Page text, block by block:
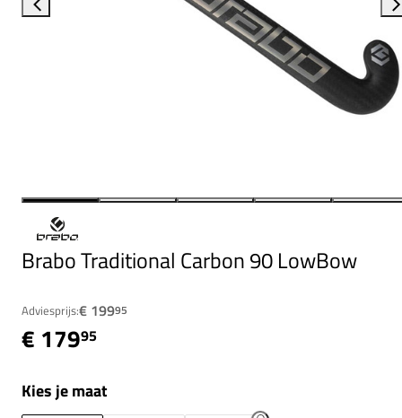
Brabo Traditional Carbon 90 LowBow
Adviesprijs:€ 19995
€ 17995
Kies je maat